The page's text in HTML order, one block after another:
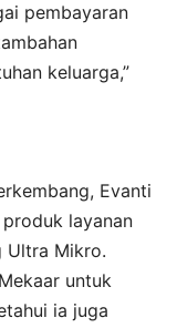
pembayaran
keluarga,”
Evanti
layanan
Ultra Mikro.
untuk
ia juga